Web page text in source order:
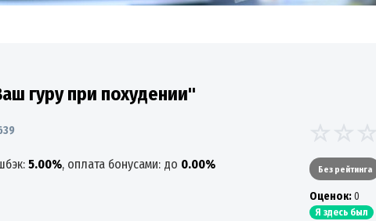
гуру при похудении"
5.00%, оплата бонусами: до 0.00% Без рейтинга
Oценок:0
Я здесь был